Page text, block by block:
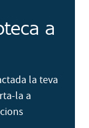
a
la teva
la a